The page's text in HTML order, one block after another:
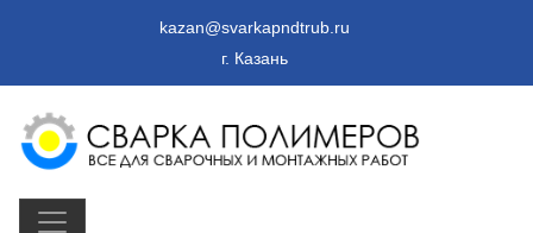
kazan@svarkapndtrub.ru
г. Казань